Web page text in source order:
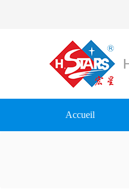
Accueil